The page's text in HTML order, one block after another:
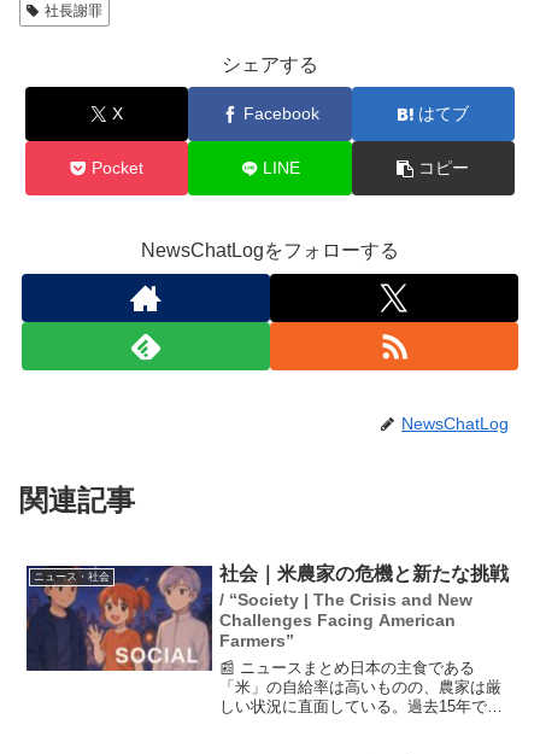
社長謝罪
シェアする
X Facebook はてブ
Pocket LINE コピー
NewsChatLogをフォローする
NewsChatLog
関連記事
ニュース・社会 社会｜米農家の危機と新たな挑戦
/ “Society | The Crisis and New
Challenges Facing American
Farmers”
📰 ニュースまとめ日本の主食である
「米」の自給率は高いものの、農家は厳
しい状況に直面している。過去15年で作